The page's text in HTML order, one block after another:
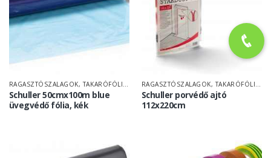
RAGASZTÓSZALAGOK, TAKARÓFÓLIÁK
Schuller 50cmx100m blue
üvegvédő fólia, kék
RAGASZTÓSZALAGOK, TAKARÓFÓLIÁK
Schuller porvédő ajtó
112x220cm